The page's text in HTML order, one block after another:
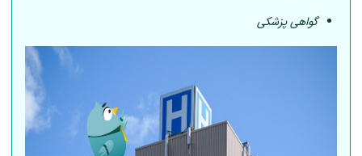
گواهی پزشکی